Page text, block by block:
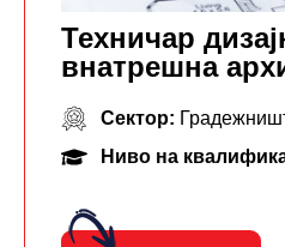
Техничар
внатрешна
Сектор:
Ниво на